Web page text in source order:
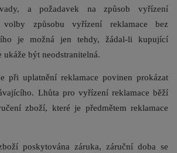
a požadavek na způsob vyřízení
volby způsobu vyřízení reklamace bez
je možná jen tehdy, žádal-li kupující
ukáže být neodstranitelná.
uplatnění reklamace povinen prokázat
Lhůta pro vyřízení reklamace běží
zboží, které je předmětem reklamace
poskytována záruka, záruční doba se